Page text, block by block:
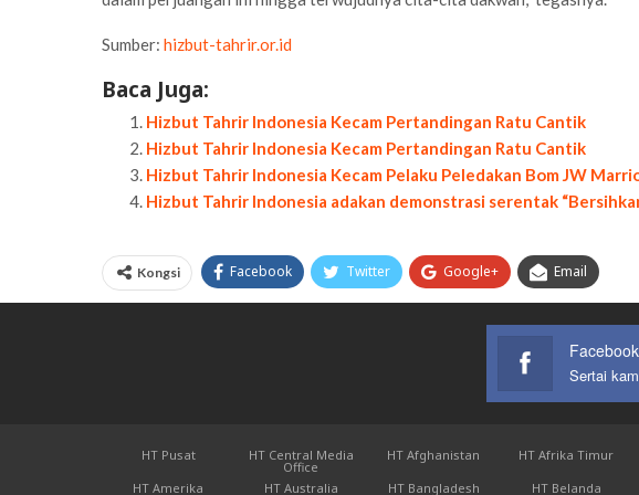
Sumber: hizbut-tahrir.or.id
Baca Juga:
Hizbut Tahrir Indonesia Kecam Pertandingan Ratu Cantik
Hizbut Tahrir Indonesia Kecam Pertandingan Ratu Cantik
Hizbut Tahrir Indonesia Kecam Pelaku Peledakan Bom JW
Hizbut Tahrir Indonesia adakan demonstrasi serentak
Kongsi Facebook Twitter Google+ Email
Facebook
Sertai
HT Pusat HT Central Media
Office
HT Afghanistan
HT Afrika Timur
HT Amerika
HT Australia HT Bangladesh HT Belanda